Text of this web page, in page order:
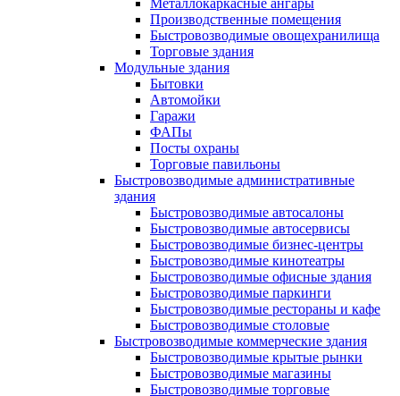
Металлокаркасные ангары
Производственные помещения
Быстровозводимые овощехранилища
Торговые здания
Модульные здания
Бытовки
Автомойки
Гаражи
ФАПы
Посты охраны
Торговые павильоны
Быстровозводимые административные
здания
Быстровозводимые автосалоны
Быстровозводимые автосервисы
Быстровозводимые бизнес-центры
Быстровозводимые кинотеатры
Быстровозводимые офисные здания
Быстровозводимые паркинги
Быстровозводимые рестораны и кафе
Быстровозводимые столовые
Быстровозводимые коммерческие здания
Быстровозводимые крытые рынки
Быстровозводимые магазины
Быстровозводимые торговые